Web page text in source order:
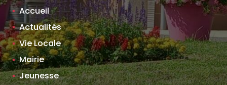
Accueil
Actualités
Vie Locale
Mairie
Jeunesse